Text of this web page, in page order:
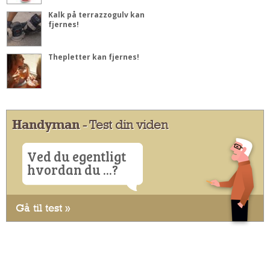
Kalk på terrazzogulv kan
fjernes!
Thepletter kan fjernes!
Handyman- Test din viden
Ved du egentligt
hvordan du ...?
Gå til test »